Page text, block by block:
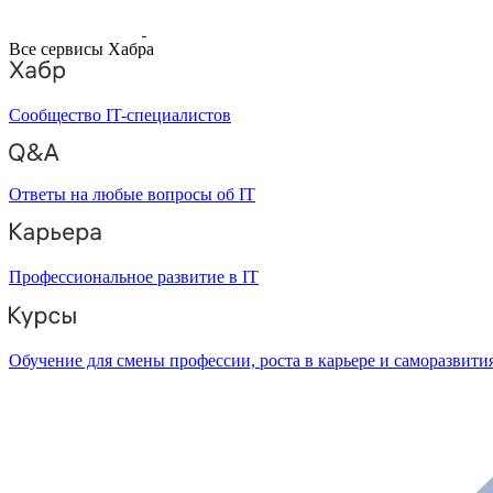
Все сервисы Хабра
Сообщество IT-специалистов
Ответы на любые вопросы об IT
Профессиональное развитие в IT
Обучение для смены профессии, роста в карьере и